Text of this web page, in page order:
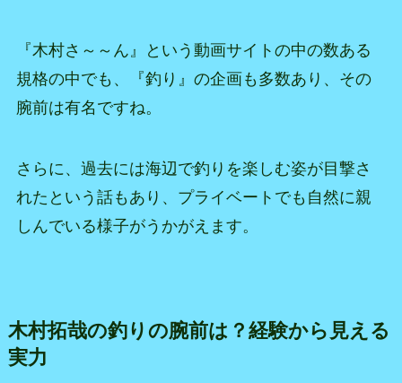
『木村さ～～ん』という動画サイトの中の数ある
規格の中でも、『釣り』の企画も多数あり、その
腕前は有名ですね。
さらに、過去には海辺で釣りを楽しむ姿が目撃さ
れたという話もあり、プライベートでも自然に親
しんでいる様子がうかがえます。
木村拓哉の釣りの腕前は？経験から見える
実力